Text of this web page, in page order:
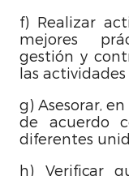
f) Realizar
mejores
gestión y
las
g) Asesorar,
de acuerdo
diferentes
h) Verificar